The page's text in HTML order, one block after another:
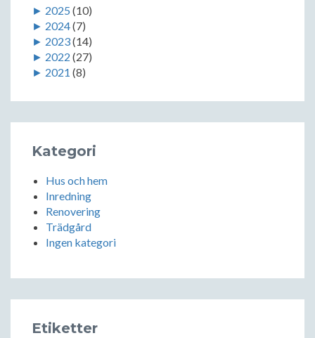
► 2025 (10)
► 2024(7)
► 2023(14)
► 2022 (27)
► 2021 (8)
Kategori
Hus och hem
Inredning
Renovering
Trädgård
Ingen kategori
Etiketter